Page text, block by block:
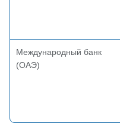
Международный банк
(ОАЭ)